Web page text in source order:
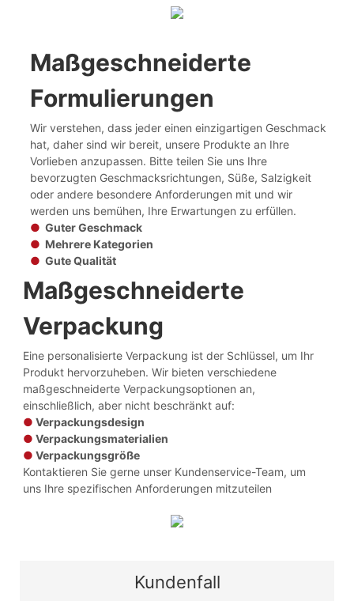
Maßgeschneiderte
Formulierungen
Wir verstehen, dass jeder einen einzigartigen Geschmack
hat, daher sind wir bereit, unsere Produkte an Ihre
Vorlieben anzupassen. Bitte teilen Sie uns Ihre
bevorzugten Geschmacksrichtungen, Süße, Salzigkeit
oder andere besondere Anforderungen mit und wir
werden uns bemühen, Ihre Erwartungen zu erfüllen.
● Guter Geschmack
● Mehrere Kategorien
● Gute Qualität
Maßgeschneiderte
Verpackung
Eine personalisierte Verpackung ist der Schlüssel, um Ihr
Produkt hervorzuheben. Wir bieten verschiedene
maßgeschneiderte Verpackungsoptionen an,
einschließlich, aber nicht beschränkt auf:
●Verpackungsdesign
●Verpackungsmaterialien
●Verpackungsgröße
Kontaktieren Sie gerne unser Kundenservice-Team, um
uns Ihre spezifischen Anforderungen mitzuteilen
Kundenfall